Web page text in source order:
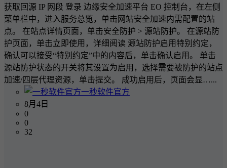
获取回源 IP 网段 登录 边缘安全加速平台 EO 控制台，在左侧
菜单栏中，进入服务总览，单击网站安全加速内需配置的站
点。 在站点详情页面，单击安全防护 > 源站防护。 在源站防
护页面，单击立即使用，详细阅读 源站防护启用特别约定，
确认可以接受“特别约定”中的内容后，单击确认启用。 单击
源站防护状态的开关将其设置为启用，选择需要被防护的站点
加速/四层代理资源，单击提交。 成功启用后，页面会显…...
一秒软件官方
8月4日
0
0
32